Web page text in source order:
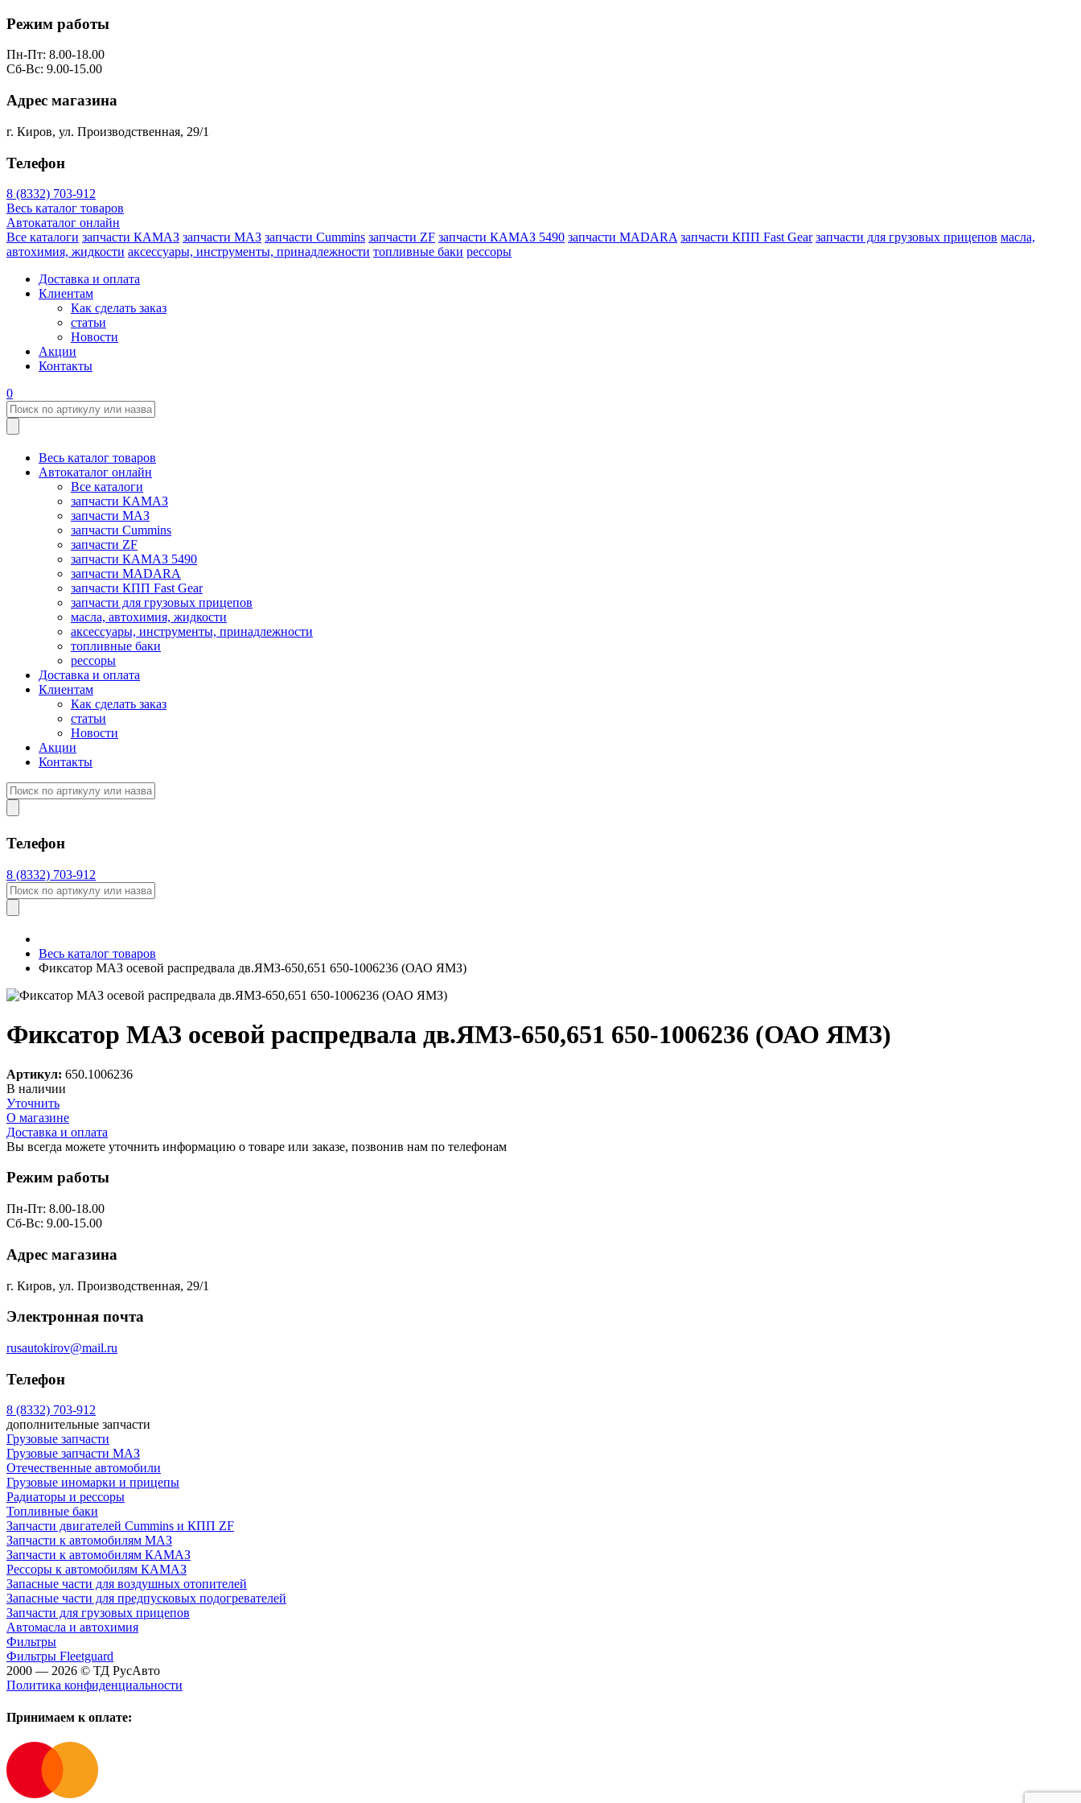
Режим работы
Пн-Пт: 8.00-18.00
Сб-Вс: 9.00-15.00
Адрес магазина
г. Киров, ул. Производственная, 29/1
Телефон
8 (8332) 703-912
Весь каталог товаров
Автокаталог онлайн
Все каталоги запчасти КАМАЗ запчасти МАЗ запчасти Cummins запчасти ZF запчасти КАМАЗ 5490 запчасти MADARA запчасти КПП Fast Gear запчасти для грузовых прицепов масла,
автохимия, жидкости аксессуары, инструменты, принадлежности топливные баки рессоры
Доставка и оплата
Клиентам
Как сделать заказ
статьи
Новости
Акции
Контакты
0
Весь каталог товаров
Автокаталог онлайн
Все каталоги
запчасти КАМАЗ
запчасти МАЗ
запчасти Cummins
запчасти ZF
запчасти КАМАЗ 5490
запчасти MADARA
запчасти КПП Fast Gear
запчасти для грузовых прицепов
масла, автохимия, жидкости
аксессуары, инструменты, принадлежности
топливные баки
рессоры
Доставка и оплата
Клиентам
Как сделать заказ
статьи
Новости
Акции
Контакты
Телефон
8 (8332) 703-912
Весь каталог товаров
Фиксатор МАЗ осевой распредвала дв.ЯМЗ-650,651 650-1006236 (ОАО ЯМЗ)
Фиксатор МАЗ осевой распредвала дв.ЯМЗ-650,651 650-1006236 (ОАО ЯМЗ)
Артикул: 650.1006236
В наличии
Уточнить
О магазине
Доставка и оплата
Вы всегда можете уточнить информацию о товаре или заказе, позвонив нам по телефонам
Режим работы
Пн-Пт: 8.00-18.00
Сб-Вс: 9.00-15.00
Адрес магазина
г. Киров, ул. Производственная, 29/1
Электронная почта
rusautokirov@mail.ru
Телефон
8 (8332) 703-912
дополнительные запчасти
Грузовые запчасти
Грузовые запчасти МАЗ
Отечественные автомобили
Грузовые иномарки и прицепы
Радиаторы и рессоры
Топливные баки
Запчасти двигателей Cummins и КПП ZF
Запчасти к автомобилям МАЗ
Запчасти к автомобилям КАМАЗ
Рессоры к автомобилям КАМАЗ
Запасные части для воздушных отопителей
Запасные части для предпусковых подогревателей
Запчасти для грузовых прицепов
Автомасла и автохимия
Фильтры
Фильтры Fleetguard
2000 — 2026 © ТД РусАвто
Политика конфиденциальности
Принимаем к оплате: